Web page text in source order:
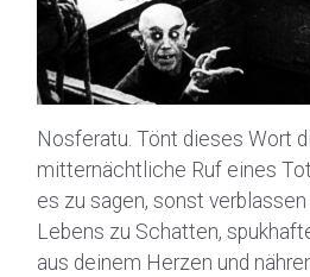
Nosferatu. Tönt dieses Wort
mitternächtliche Ruf eines
es zu sagen, sonst
Lebens zu Schatten,
aus deinem Herzen und